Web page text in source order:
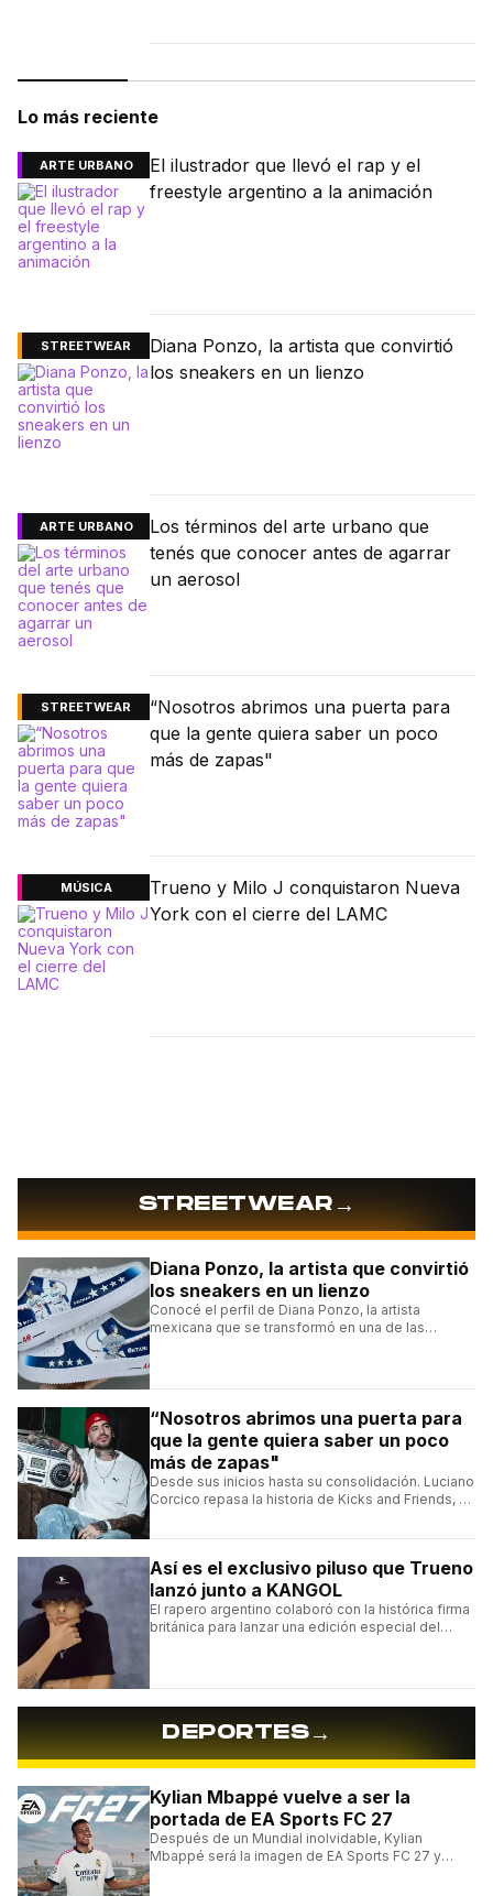
Lo más reciente
ARTE URBANO
El ilustrador que llevó el rap y el
freestyle argentino a la animación
STREETWEAR
Diana Ponzo, la artista que convirtió
los sneakers en un lienzo
ARTE URBANO
Los términos del arte urbano que
tenés que conocer antes de agarrar
un aerosol
STREETWEAR
“Nosotros abrimos una puerta para
que la gente quiera saber un poco
más de zapas"
MÚSICA
Trueno y Milo J conquistaron Nueva
York con el cierre del LAMC
STREETWEAR→
Diana Ponzo, la artista que convirtió
los sneakers en un lienzo
Conocé el perfil de Diana Ponzo, la artista
mexicana que se transformó en una de las
“Nosotros abrimos una puerta para
que la gente quiera saber un poco
más de zapas"
Desde sus inicios hasta su consolidación. Luciano
Corcico repasa la historia de Kicks and Friends, el
Así es el exclusivo piluso que Trueno
lanzó junto a KANGOL
El rapero argentino colaboró con la histórica firma
británica para lanzar una edición especial del
DEPORTES→
Kylian Mbappé vuelve a ser la
portada de EA Sports FC 27
Después de un Mundial inolvidable, Kylian
Mbappé será la imagen de EA Sports FC 27 y